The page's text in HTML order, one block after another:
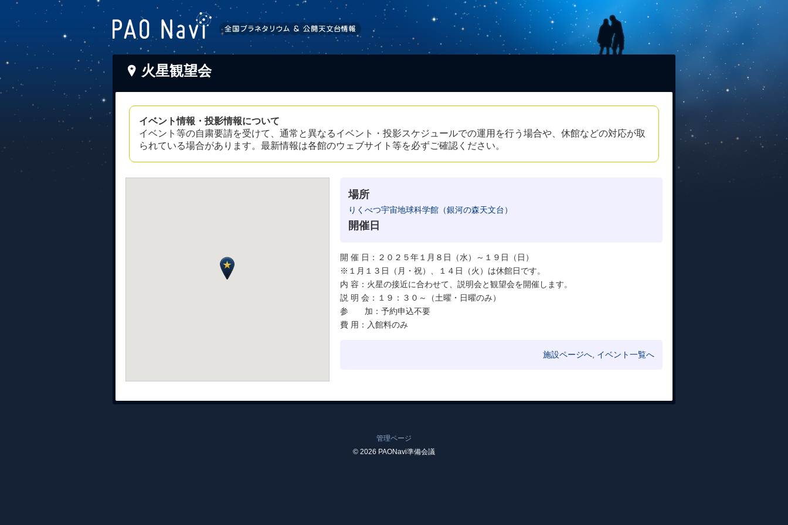
火星観望会
イベント情報・投影情報について
イベント等の自粛要請を受けて、通常と異なるイベント・投影スケジュールでの運用を行う場合や、休館などの対応が取
られている場合があります。最新情報は各館のウェブサイト等を必ずご確認ください。
場所
りくべつ宇宙地球科学館（銀河の森天文台）
開催日
開 催 日：２０２５年１月８日（水）～１９日（日）
※１月１３日（月・祝）、１４日（火）は休館日です。
内 容：火星の接近に合わせて、説明会と観望会を開催します。
説 明 会：１９：３０～（土曜・日曜のみ）
参 加：予約申込不要
費 用：入館料のみ
施設ページへ イベント一覧へ
管理ページ
© 2026 PAONavi準備会議